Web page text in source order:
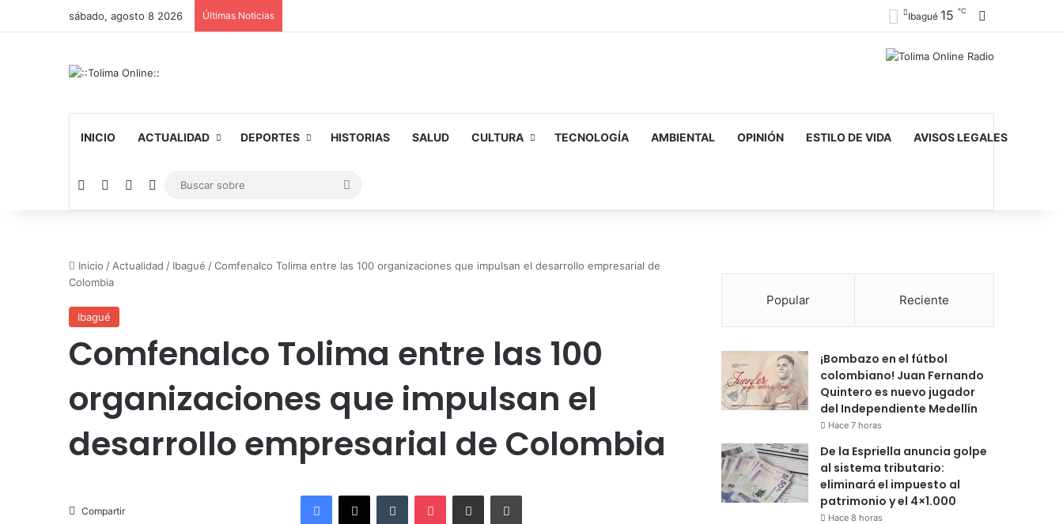
sábado, agosto 8 2026 Últimas Noticias Ibagué 15 ℃
INICIO ACTUALIDAD DEPORTES HISTORIAS SALUD CULTURA TECNOLOGÍA AMBIENTAL OPINIÓN ESTILO DE VIDA AVISOS LEGALES
Facebook YouTubeInstagram
sobre
Inicio / Actualidad / Ibagué /Comfenalco Tolima entre las 100 organizaciones que impulsan el desarrollo empresarial de
Colombia
Ibagué
Comfenalco Tolima entre las 100
organizaciones que impulsan el
desarrollo empresarial de Colombia
Compartir
Popular Reciente
¡Bombazo en el fútbol
colombiano! Juan Fernando
Quintero es nuevo jugador
del Independiente Medellín
Hace 7 horas
De la Espriella anuncia golpe
al sistema tributario:
eliminará el impuesto al
patrimonio y el 4×1.000
Hace 8 horas